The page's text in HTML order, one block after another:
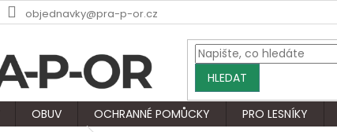
objednavky@pra-p-or.cz
HLEDAT
OBUV OCHRANNÉ POMŮCKY PRO LESNÍKY